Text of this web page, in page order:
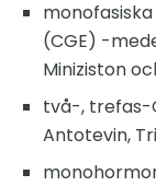
(CGE) -
Miniziston
två-, trefas-
Antotevin,